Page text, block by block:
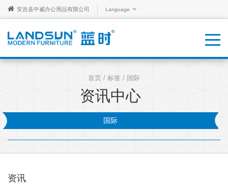
安吉县中威办公用品有限公司 Language
首页 / 标签 / 国际
资讯中心
国际
资讯